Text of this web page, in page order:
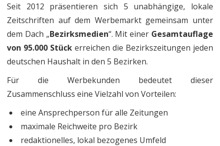
Seit 2012 präsentieren sich 5 unabhängige, lokale
Zeitschriften auf dem Werbemarkt gemeinsam unter
dem Dach „Bezirksmedien“. Mit einer Gesamtauflage
von 95.000 Stück erreichen die Bezirkszeitungen jeden
deutschen Haushalt in den 5 Bezirken.
Für die Werbekunden bedeutet dieser
Zusammenschluss eine Vielzahl von Vorteilen:
eine Ansprechperson für alle Zeitungen
maximale Reichweite pro Bezirk
redaktionelles, lokal bezogenes Umfeld